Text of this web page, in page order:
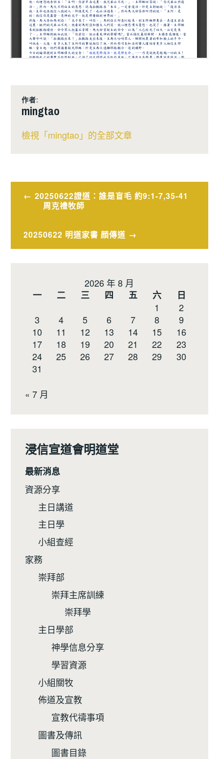
作者:
mingtao
檢視「mingtao」的全部文章
文
導
覽
20250622證道：誰是盲毛 約9:1-7,35-41
周克禮牧師
20250622 明道家書 顔傳道
2026 年 8 月
一
二 三 四 五 六
日
1
2
3
4 5 6 7 8
9
10
11 12 13 14 15
16
17
18 19 20 21 22
23
24
25 26 27 28 29
30
31
« 7 月
浸信宣道會明道堂
最新消息
資源分享
主日講道
主日學
小組查經
家務
崇拜部
崇拜主席訓練
崇拜學
主日學部
神學信息分享
學習資源
小組關牧
佈道及宣教
宣教代禱事項
圖書及傳訊
圖書目錄